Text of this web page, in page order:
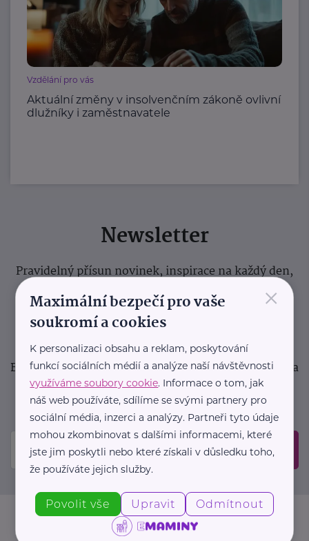
Vzdělání pro vás
Aktuální změny v insolvenčním zákoně ovlivní
dlužníky i zaměstnavatele
Newsletter
Pravidelný přísun novinek, inspirace na každý den,
podpora pro rodiče i sdílení zkušeností. Takový je
Newsletter webu eMaminy.cz. Přihlaste se k jeho
odběru a čtěte o tématech, které vám pomohou
v náročném období nebo zpříjemní rodinný život.
Buďte první, kdo se dozví o nových článcích, akcích a
událostech. Prosíme, potvrďte odběr ve vaší e-
mailové schránce.
Odeslat
×
Maximální bezpečí pro vaše
soukromí a cookies
K personalizaci obsahu a reklam, poskytování
funkcí sociálních médií a analýze naší návštěvnosti
využíváme soubory cookie. Informace o tom, jak
náš web používáte, sdílíme se svými partnery pro
sociální média, inzerci a analýzy. Partneři tyto údaje
mohou zkombinovat s dalšími informacemi, které
jste jim poskytli nebo které získali v důsledku toho,
že používáte jejich služby.
Povolit vše Upravit Odmítnout